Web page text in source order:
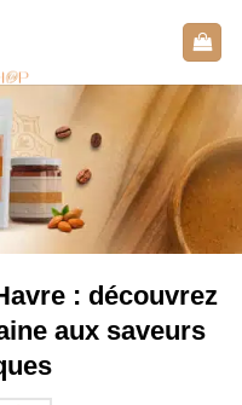
: découvrez
aux saveurs